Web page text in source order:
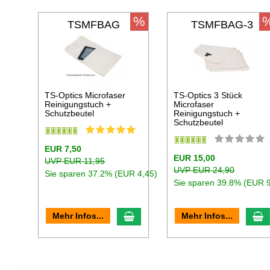
TSMFBAG
TS-Optics Microfaser
Reinigungstuch +
Schutzbeutel
EUR 7,50
UVP EUR 11,95
Sie sparen 37.2% (EUR 4,45)
Mehr Infos... In den Warenkorb
% TSMFBAG-3
TS-Optics 3 Stück
Microfaser
Reinigungstuch +
Schutzbeutel
EUR 15,00
UVP EUR 24,90
Sie sparen 39.8% (EUR
Mehr Infos...